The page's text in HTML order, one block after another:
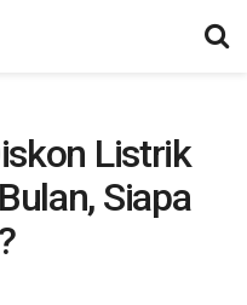
Listrik
Siapa